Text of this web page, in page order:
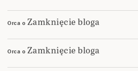
Orca o Zamknięcie bloga
Orca o Zamknięcie bloga